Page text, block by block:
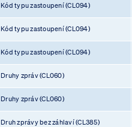
Kód typu zastoupení (CL094)
Kód typu zastoupení (CL094)
Kód typu zastoupení (CL094)
Druhy zpráv (CL060)
Druhy zpráv (CL060)
Druh zprávy bez záhlaví (CL385)